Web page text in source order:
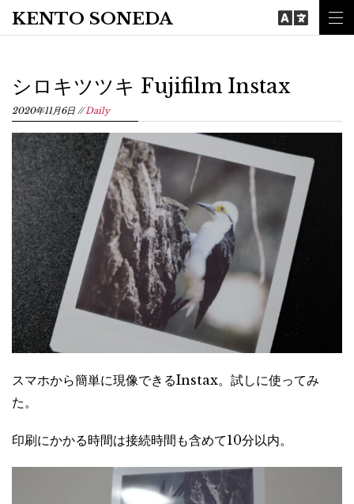
KENTO SONEDA
シロキツツキ Fujifilm Instax
2020年11月6日 Daily
スマホから簡単に現像できるInstax。試しに使ってみ
た。
印刷にかかる時間は接続時間も含めて10分以内。